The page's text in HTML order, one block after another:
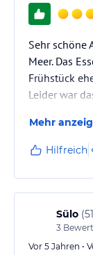
Sehr schöne
Meer. Das
Frühstück
Leider war
Fuß entfernt,
Rückweg ist
von Shows
Wir würden
Kritikpunkte
Mehr
Hilfreich
Sülo (
3
Vor 5 Jahren •